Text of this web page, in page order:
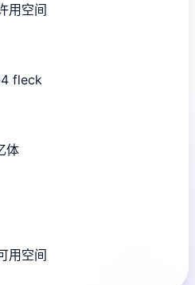
用空间
fleck
体
用空间